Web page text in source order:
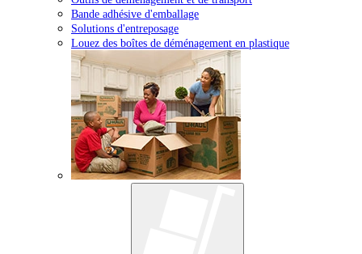
Bande adhésive d'emballage
Solutions d'entreposage
Louez des boîtes de déménagement en plastique